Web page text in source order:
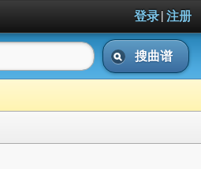
登录| 注册
搜曲谱